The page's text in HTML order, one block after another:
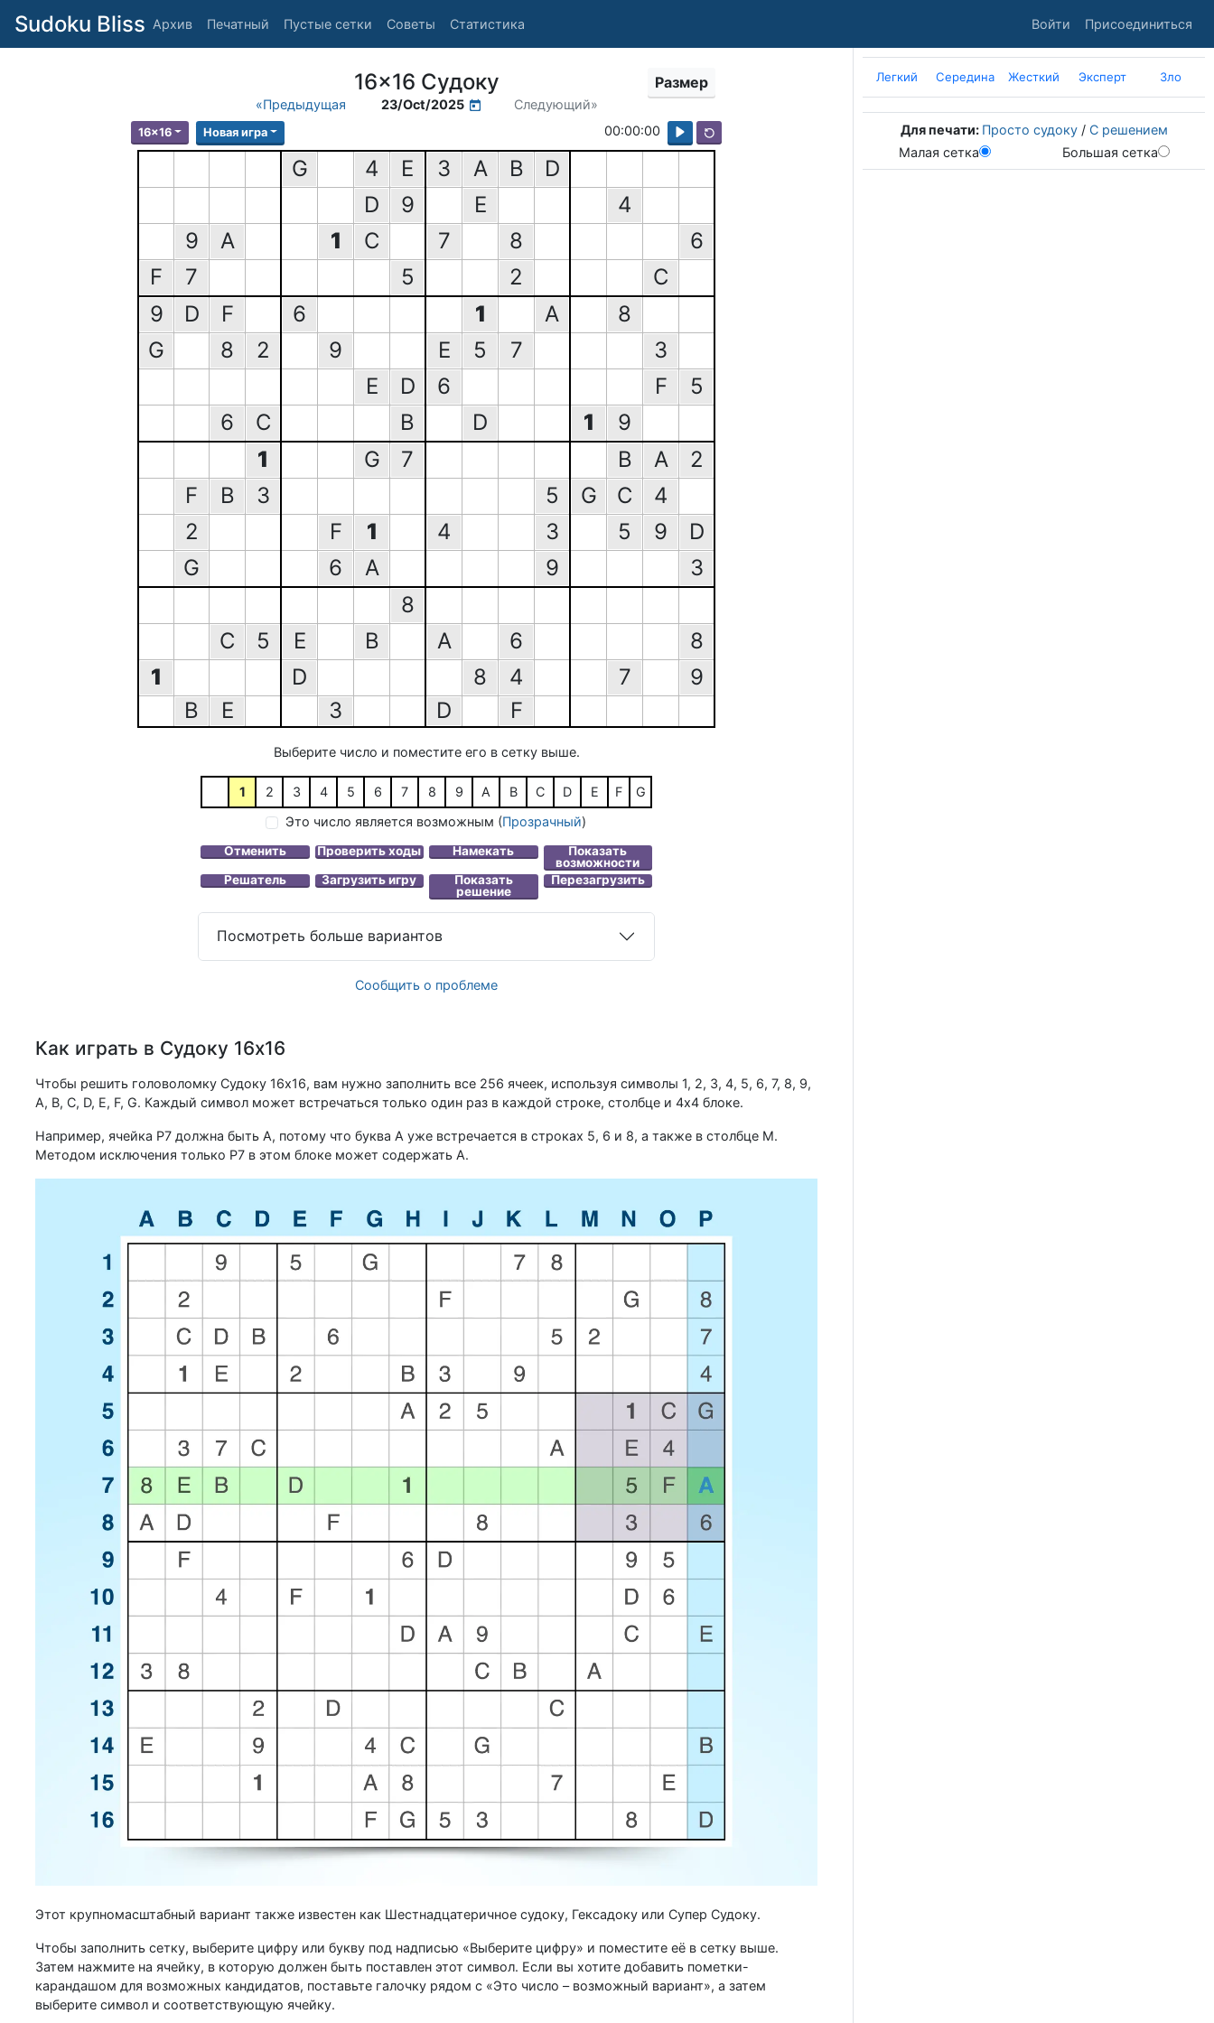
Sudoku Bliss Архив Печатный Пустые сетки Советы Статистика Войти Присоединиться
16x16 Судоку Размер
«Предыдущая 23/Oct/2025 Следующий»
16x16 Новая игра 00:00:00
G 4 E 3 A B
D
D
9 E
4
9
A 1 C 7 8
6
F
7 5 2
C
9
D F 6 1 A
8
G
8 2 9 E 5 7
3
E
D 6 F
5
6
C B D 1
9
1
G 7 B A
2
F
B 3 5 G C
4
2
F 1 4 3 5 9
D
G
6 A 9
3
8
C
5 E B A 6
8
1
D 8 4 7
9
B
E 3 D F
Выберите число и поместите его в сетку выше.
1 2 3 4 5 6 7 8 9 A B C D E F
G
Это число является возможным (Прозрачный)
Посмотреть больше вариантов
Сообщить о проблеме
Как играть в Судоку 16x16
Чтобы решить головоломку Судоку 16x16, вам нужно заполнить все 256 ячеек, используя символы 1, 2, 3, 4, 5, 6, 7, 8, 9,
A, B, C, D, E, F, G. Каждый символ может встречаться только один раз в каждой строке, столбце и 4x4 блоке.
Например, ячейка P7 должна быть A, потому что буква A уже встречается в строках 5, 6 и 8, а также в столбце M.
Методом исключения только P7 в этом блоке может содержать A.
Этот крупномасштабный вариант также известен как Шестнадцатеричное судоку, Гексадоку или Супер Судоку.
Чтобы заполнить сетку, выберите цифру или букву под надписью «Выберите цифру» и поместите её в сетку выше.
Затем нажмите на ячейку, в которую должен быть поставлен этот символ. Если вы хотите добавить пометки-
карандашом для возможных кандидатов, поставьте галочку рядом с «Это число – возможный вариант», а затем
выберите символ и соответствующую ячейку.
Легкий Середина Жесткий Эксперт Зло
Для печати: Просто судоку/ С решением
Малая сетка
Большая сетка